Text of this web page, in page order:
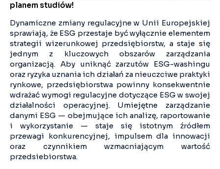
planem studiów!
Dynamiczne zmiany regulacyjne w Unii Europejskiej
sprawiają, że ESG przestaje być wyłącznie elementem
strategii wizerunkowej przedsiębiorstw, a staje się
jednym z kluczowych obszarów zarządzania
organizacją. Aby uniknąć zarzutów ESG-washingu
oraz ryzyka uznania ich działań za nieuczciwe praktyki
rynkowe, przedsiębiorstwa powinny konsekwentnie
wdrażać wymogi regulacyjne dotyczące ESG w swojej
działalności operacyjnej. Umiejętne zarządzanie
danymi ESG — obejmujące ich analizę, raportowanie
i wykorzystanie — staje się istotnym źródłem
przewagi konkurencyjnej, impulsem dla innowacji
oraz czynnikiem wzmacniającym wartość
przedsiebiorstwa.